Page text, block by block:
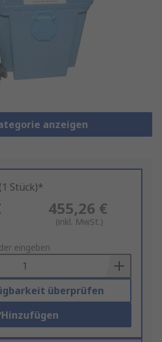
anzeigen
Stück)*
455,26 €
(inkl. MwSt.)
eingeben
überprüfen
Hinzufügen